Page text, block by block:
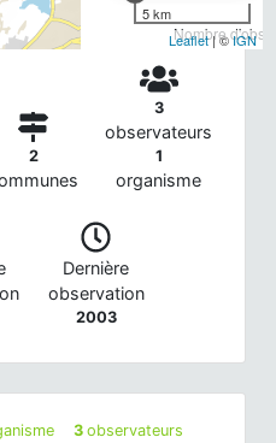
Nombre
5 km
Leaflet| ©IGN
2
3
observateurs
1
organisme
Dernière
observation
2003
3 observateurs